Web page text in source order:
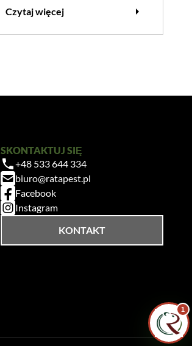
Czytaj więcej arrow_right
Zrobiłem/am już coś sam/a przed zabiegiem
— pomogłem czy zaszkodziłem?
Jak przygotować mieszkanie do zabiegu?
Czy muszę wyprowadzić się na czas
1
SKONTAKTUJ SIĘ
+48 533 644 334
biuro@ratapest.pl
Facebook
Instagram
KONTAKT